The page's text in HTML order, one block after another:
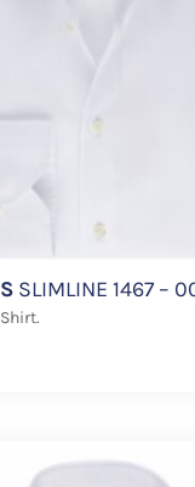
SLIMLINE 1467 –